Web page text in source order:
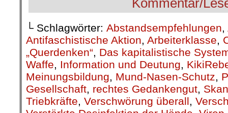
└ Schlagwörter: Abstandsempfehlungen
Antifaschistische Aktion Arbeiterklasse
„Querdenken“ Das kapitalistische
Waffe
Information und Deutung
Meinungsbildung
Mund-Nasen-Schutz
Gesellschaft rechtes Gedankengut
Triebkräfte Verschwörung überall